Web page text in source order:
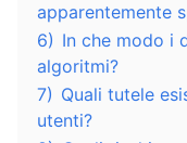
apparentemente
6) In che modo i
algoritmi?
7) Quali tutele
utenti?